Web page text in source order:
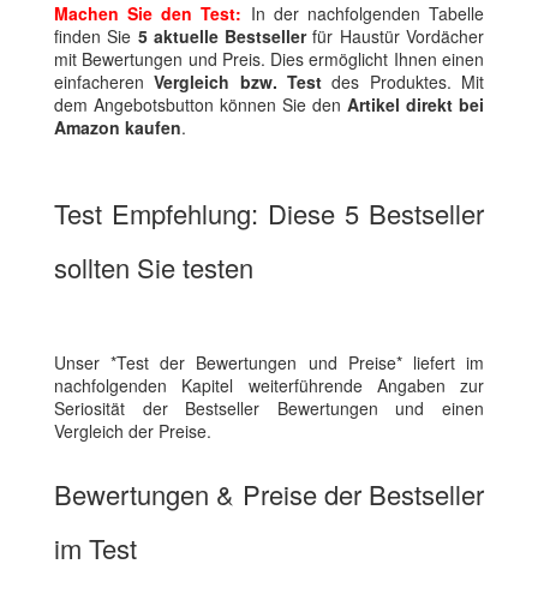
Machen Sie den Test: In der nachfolgenden Tabelle
finden Sie 5 aktuelle Bestsellerfür Haustür Vordächer
mit Bewertungen und Preis. Dies ermöglicht Ihnen einen
einfacherenVergleich bzw. Test des Produktes. Mit
dem Angebotsbutton können Sie den Artikel direkt bei
Amazon kaufen.
Test Empfehlung: Diese 5 Bestseller
sollten Sie testen
Unser *Test der Bewertungen und Preise* liefert im
nachfolgenden Kapitel weiterführende Angaben zur
Seriosität der Bestseller Bewertungen und einen
Vergleich der Preise.
Bewertungen & Preise der Bestseller
im Test